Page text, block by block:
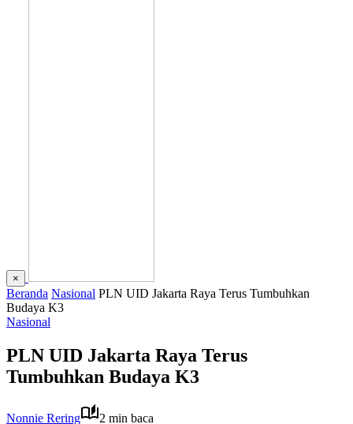
×
Beranda Nasional PLN UID Jakarta Raya Terus Tumbuhkan
Budaya K3
Nasional
PLN UID Jakarta Raya Terus
Tumbuhkan Budaya K3
Nonnie Rering
2 min baca